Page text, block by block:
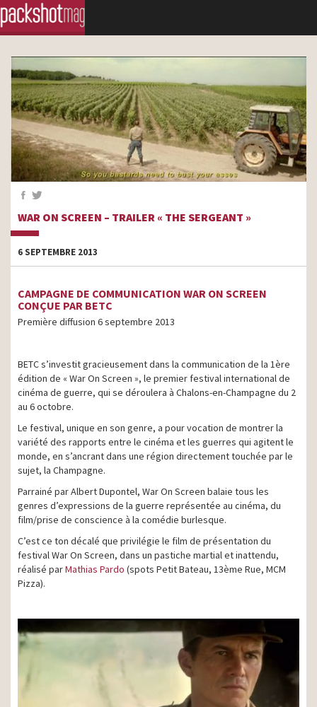
WAR ON SCREEN – TRAILER « THE SERGEANT »
6 SEPTEMBRE 2013
CAMPAGNE DE COMMUNICATION WAR ON SCREEN
CONÇUE PAR BETC
Première diffusion 6 septembre 2013
BETC s’investit gracieusement dans la communication de la 1ère
édition de « War On Screen », le premier festival international de
cinéma de guerre, qui se déroulera à Chalons-en-Champagne du 2
au 6 octobre.
Le festival, unique en son genre, a pour vocation de montrer la
variété des rapports entre le cinéma et les guerres qui agitent le
monde, en s’ancrant dans une région directement touchée par le
sujet, la Champagne.
Parrainé par Albert Dupontel, War On Screen balaie tous les
genres d’expressions de la guerre représentée au cinéma, du
film/prise de conscience à la comédie burlesque.
C’est ce ton décalé que privilégie le film de présentation du
festival War On Screen, dans un pastiche martial et inattendu,
réalisé parMathias Pardo (spots Petit Bateau, 13ème Rue, MCM
Pizza).